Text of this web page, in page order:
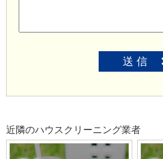
送 信
近隣のハウスクリーニング業者